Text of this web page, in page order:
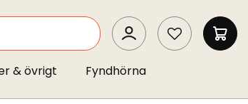
SEARCH
MIN
& övrigt Fyndhörna